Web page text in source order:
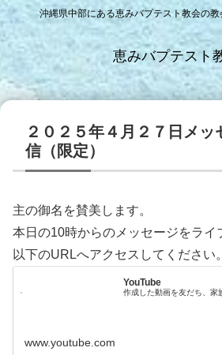
沖縄県中部にある恵みバプテスト教会の教
恵みバプテスト
２０２５年４月２７日メッ
信（限定）
主の御名を賛美します。
本日の10時からのメッセージをライ
以下のURLへアクセスしてください。
YouTube
作成した動画を友だち、家
www.youtube.com